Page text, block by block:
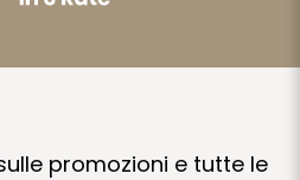
promozioni e tutte le